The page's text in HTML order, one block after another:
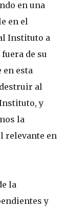
en una
en el
Instituto a
de su
en esta
al
y
la
relevante en
la
y